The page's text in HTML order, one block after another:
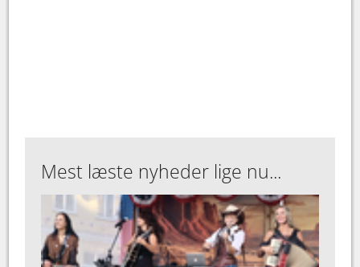
Mest læste nyheder lige nu...